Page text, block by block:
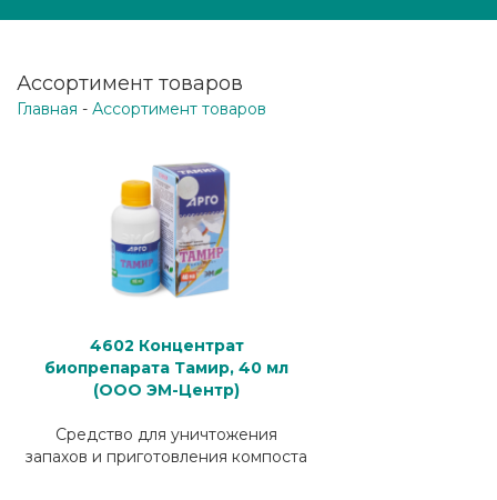
Ассортимент товаров
Главная - Ассортимент товаров
4602 Концентрат
биопрепарата Тамир, 40 мл
(ООО ЭМ-Центр)
Средство для уничтожения
запахов и приготовления компоста